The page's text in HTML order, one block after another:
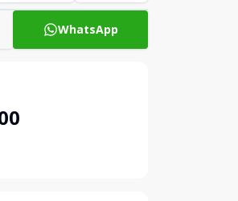
WhatsApp